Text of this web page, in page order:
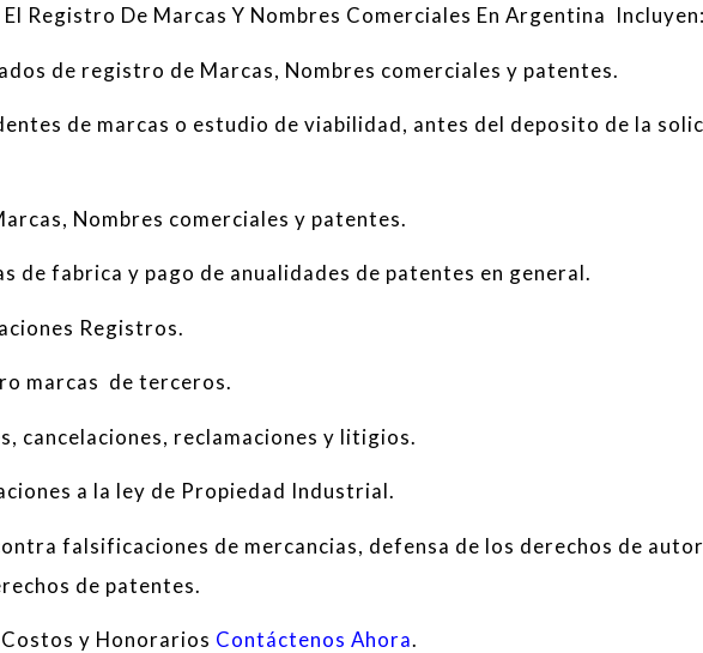
Registro De Marcas Y Nombres Comerciales En Argentina Incluyen:
de registro de Marcas, Nombres comerciales y patentes.
de marcas o estudio de viabilidad, antes del deposito de la
, Nombres comerciales y patentes.
de fabrica y pago de anualidades de patentes en general.
Registros.
marcas de terceros.
, cancelaciones, reclamaciones y litigios.
a la ley de Propiedad Industrial.
falsificaciones de mercancias, defensa de los derechos de autor
de patentes.
y Honorarios Contáctenos Ahora.